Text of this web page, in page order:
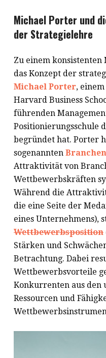
Michael Porter und
der Strategielehre
Zu einem
das Konzept der
Michael Porter,
Harvard Business
führenden
Positionierungsschule
begründet hat. Porter
sogenannten
Attraktivität von
Wettbewerbskräften
Während die
die eine Seite der
eines Unternehmens),
Wettbewerbsposition
Stärken und
Betrachtung. Dabei
Wettbewerbsvorteile
Konkurrenten aus den
Ressourcen und